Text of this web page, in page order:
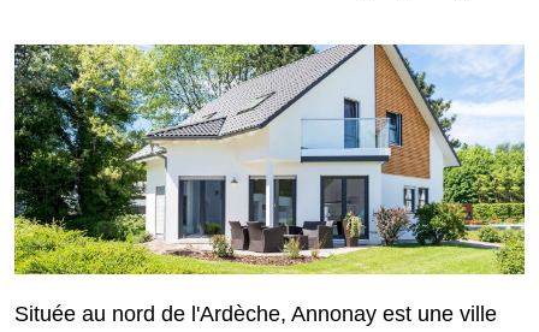
Située au nord de l'Ardèche, Annonay est une ville